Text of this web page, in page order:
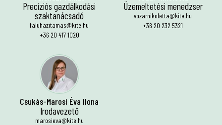
Precíziós gazdálkodási
szaktanácsadó
faluhazitamas@kite.hu
+36 20 417 1020
Üzemeltetési menedzser
vozarnikoletta@kite.hu
+36 20 232 5321
Csukás-Marosi Éva Ilona
Irodavezető
marosieva@kite.hu